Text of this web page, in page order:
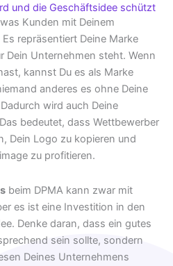
und die Geschäftsidee schützt
Kunden mit Deinem
repräsentiert Deine Marke
Dein Unternehmen steht. Wenn
kannst Du es als Marke
anderes es ohne Deine
wird auch Deine
bedeutet, dass Wettbewerber
Dein Logo zu kopieren und
zu profitieren.
beim DPMA kann zwar mit
es ist eine Investition in den
Denke daran, dass ein gutes
sein sollte, sondern
Deines Unternehmens